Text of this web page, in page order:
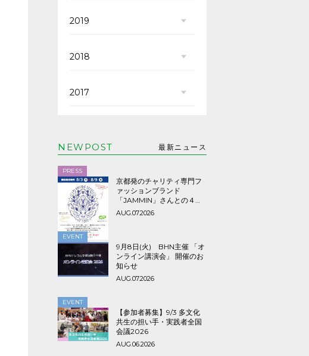
2019
2018
2017
NEWPOST 最新ニュース
PRESS
京都発のチャリティ専門フ
ァッションブランド
「JAMMIN」さんとの４年
ぶり３回目のコラボTシャツ
AUG.07.2026
EVENT
9月8日(火) BHN主催 「オ
ンライン講演会」 開催のお
知らせ
AUG.07.2026
EVENT
【参加者募集】9/3 多文化
共生の担い手・実践者全国
会議2026
AUG.06.2026